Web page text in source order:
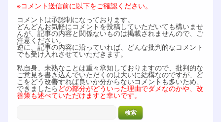
※コメント送信前に以下をご確認ください。
コメントは承認制になっております。
どんどんお気軽にコメントを投稿していただいても構いませ
んが、記事の内容と関係ないものは掲載されませんので、ご
注意ください。
逆に、記事の内容に沿っていれば、どんな批判的なコメント
でも受け入れさせていただきます。
私自身、未熟なことは重々承知しておりますので、批判的な
ご意見を書き込んでいただくのは大いに結構なのですが、ど
こをどう改善すれば良いか分からないコメントも多いため、
できましたら どの部分がどういった理由でダメなのかや、改
善策も述べていただけますと幸いです。